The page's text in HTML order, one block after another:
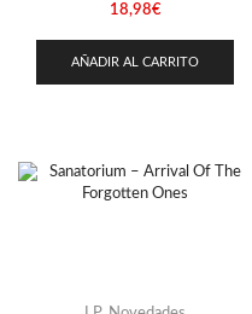
18,98€
AÑADIR AL CARRITO